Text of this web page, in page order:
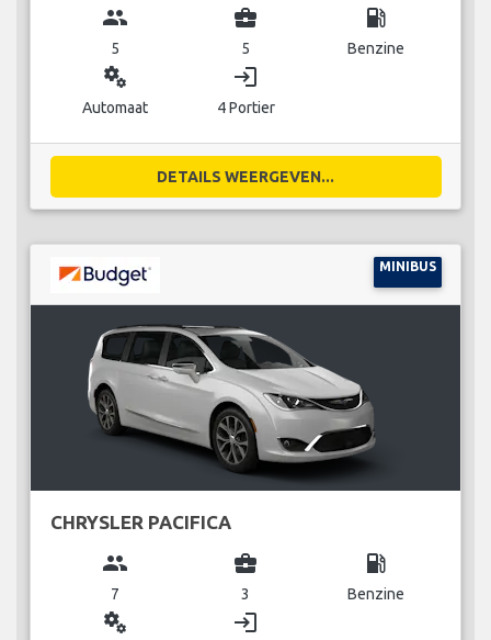
group
5
business_center
5
local_gas_station
Benzine
miscellaneous_services
Automaat
login
4 Portier
DETAILS WEERGEVEN...
MINIBUS
CHRYSLER PACIFICA
group
7
business_center
3
local_gas_station
Benzine
miscellaneous_services login